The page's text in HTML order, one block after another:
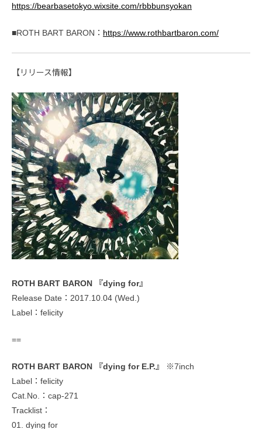
https://bearbasetokyo.wixsite.com/rbbbunsyokan
■ROTH BART BARON： https://www.rothbartbaron.com/
【リリース情報】
ROTH BART BARON 『dying for』
Release Date：2017.10.04 (Wed.)
Label：felicity
==
ROTH BART BARON 『dying for E.P.』
※7inch
Label：felicity
Cat.No.：cap-271
Tracklist：
01. dying for